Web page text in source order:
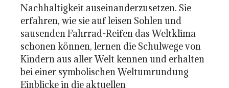
Nachhaltigkeit auseinanderzusetzen. Sie
erfahren, wie sie auf leisen Sohlen und
sausenden Fahrrad-Reifen das Weltklima
schonen können, lernen die Schulwege von
Kindern aus aller Welt kennen und erhalten
bei einer symbolischen Weltumrundung
Einblicke in die aktuellen